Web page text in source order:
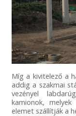
Míg a kivitelező a
addig a szakmai
vezényel
kamionok,
elemet szállítják a